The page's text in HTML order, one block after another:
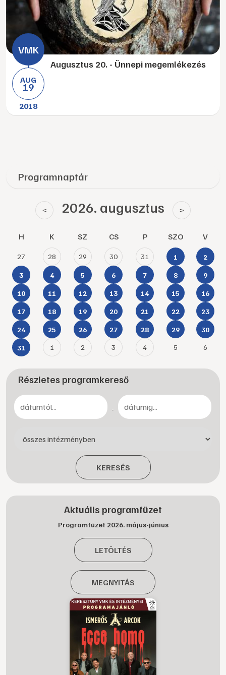
AUG
19
2018
Augusztus 20. - Ünnepi megemlékezés
Programnaptár
< 2026. augusztus >
H K SZ CS P SZO V
27 28 29 30 31 1 2
3 4 5 6 7 8 9
10 11 12 13 14 15 16
17 18 19 20 21 22 23
24 25 26 27 28 29 30
31 1 2 3 4 5 6
Részletes programkereső
-
KERESÉS
Aktuális programfüzet
Programfüzet 2026. május-június
LETÖLTÉS
MEGNYITÁS